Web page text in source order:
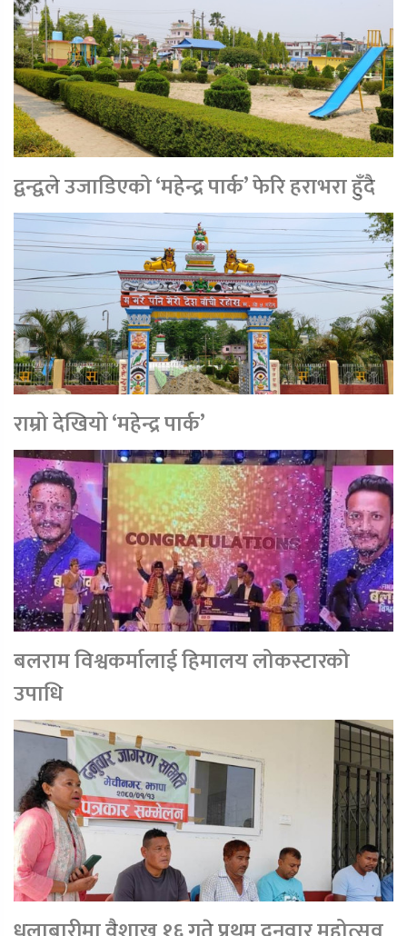
द्वन्द्वले उजाडिएको ‘महेन्द्र पार्क’ फेरि हराभरा हुँदै
राम्रो देखियो ‘महेन्द्र पार्क’
बलराम विश्वकर्मालाई हिमालय लोकस्टारको
उपाधि